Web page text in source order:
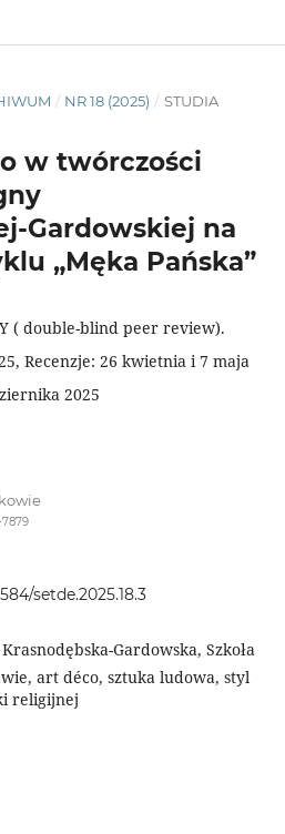
/ NR 18 (2025) / STUDIA
w twórczości
Gardowskiej na
„Męka Pańska”
( double-blind peer review).
Recenzje: 26 kwietnia i 7 maja
2025
setde.2025.18.3
Gardowska, Szkoła
art déco, sztuka ludowa, styl
religijnej